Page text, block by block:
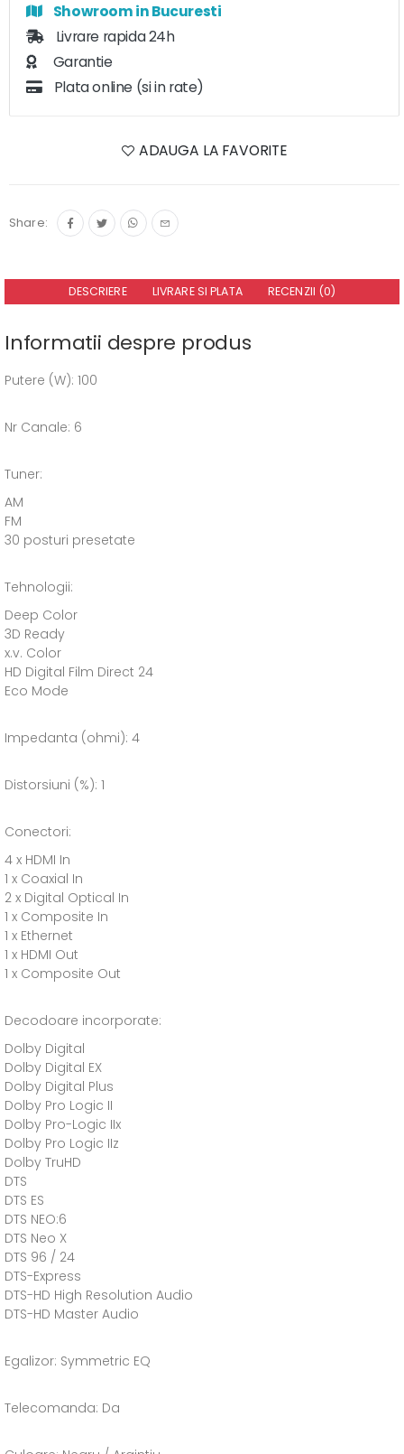
Showroom in Bucuresti
Livrare rapida 24h
Garantie
Plata online (si in rate)
ADAUGA LA FAVORITE
Share:
DESCRIERE LIVRARE SI PLATA RECENZII (0)
Informatii despre produs
Putere (W): 100
Nr Canale: 6
Tuner:
AM
FM
30 posturi presetate
Tehnologii:
Deep Color
3D Ready
x.v. Color
HD Digital Film Direct 24
Eco Mode
Impedanta (ohmi): 4
Distorsiuni (%): 1
Conectori:
4 x HDMI In
1 x Coaxial In
2 x Digital Optical In
1 x Composite In
1 x Ethernet
1 x HDMI Out
1 x Composite Out
Decodoare incorporate:
Dolby Digital
Dolby Digital EX
Dolby Digital Plus
Dolby Pro Logic II
Dolby Pro-Logic IIx
Dolby Pro Logic IIz
Dolby TruHD
DTS
DTS ES
DTS NEO:6
DTS Neo X
DTS 96 / 24
DTS-Express
DTS-HD High Resolution Audio
DTS-HD Master Audio
Egalizor: Symmetric EQ
Telecomanda: Da